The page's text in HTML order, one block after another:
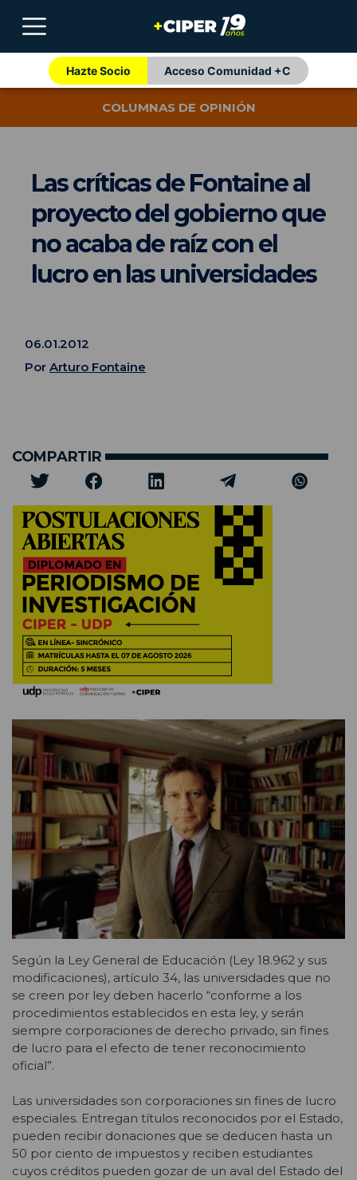
Hazte Socio Acceso Comunidad +C
COLUMNAS DE OPINIÓN
Las críticas de Fontaine al
proyecto del gobierno que
no acaba de raíz con el
lucro en las universidades
06.01.2012
Por Arturo Fontaine
COMPARTIR
Según la Ley General de Educación (Ley 18.962 y sus
modificaciones), artículo 34, las universidades que no
se creen por ley deben hacerlo “conforme a los
procedimientos establecidos en esta ley, y serán
siempre corporaciones de derecho privado, sin fines
de lucro para el efecto de tener reconocimiento
oficial”.
Las universidades son corporaciones sin fines de lucro
especiales. Entregan títulos reconocidos por el Estado,
pueden recibir donaciones que se deducen hasta un
50 por ciento de impuestos y reciben estudiantes
cuyos créditos pueden gozar de un aval del Estado del